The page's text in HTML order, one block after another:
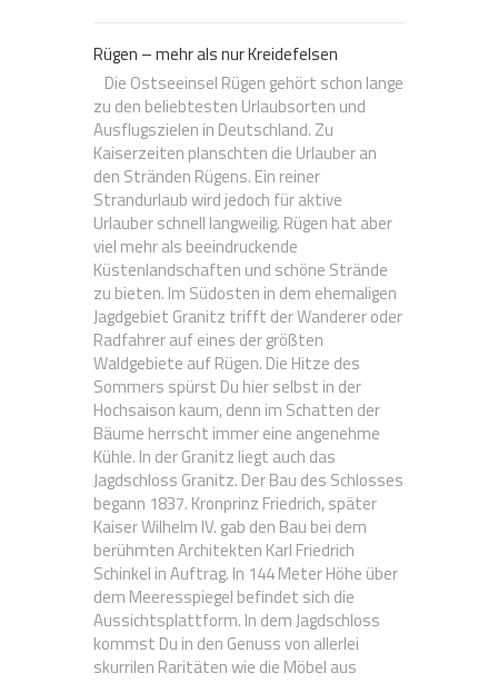
Rügen – mehr als nur Kreidefelsen
Die Ostseeinsel Rügen gehört schon lange
zu den beliebtesten Urlaubsorten und
Ausflugszielen in Deutschland. Zu
Kaiserzeiten planschten die Urlauber an
den Stränden Rügens. Ein reiner
Strandurlaub wird jedoch für aktive
Urlauber schnell langweilig. Rügen hat aber
viel mehr als beeindruckende
Küstenlandschaften und schöne Strände
zu bieten. Im Südosten in dem ehemaligen
Jagdgebiet Granitz trifft der Wanderer oder
Radfahrer auf eines der größten
Waldgebiete auf Rügen. Die Hitze des
Sommers spürst Du hier selbst in der
Hochsaison kaum, denn im Schatten der
Bäume herrscht immer eine angenehme
Kühle. In der Granitz liegt auch das
Jagdschloss Granitz. Der Bau des Schlosses
begann 1837. Kronprinz Friedrich, später
Kaiser Wilhelm IV. gab den Bau bei dem
berühmten Architekten Karl Friedrich
Schinkel in Auftrag. In 144 Meter Höhe über
dem Meeresspiegel befindet sich die
Aussichtsplattform. In dem Jagdschloss
kommst Du in den Genuss von allerlei
skurrilen Raritäten wie die Möbel aus